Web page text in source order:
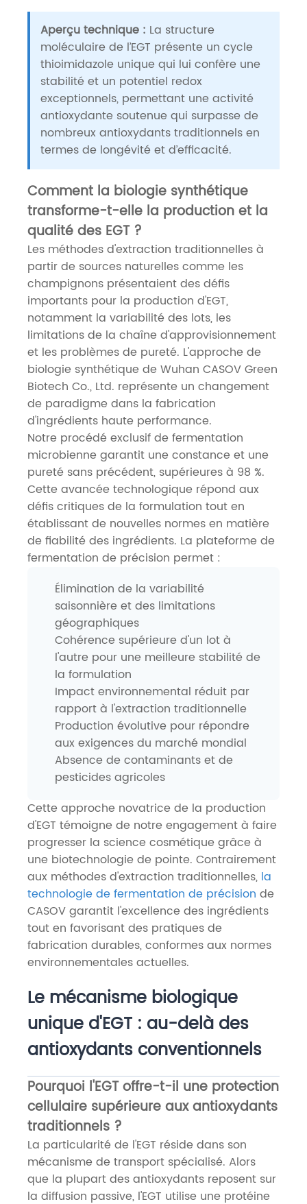
Aperçu technique : La structure
moléculaire de l’EGT présente un cycle
thioimidazole unique qui lui confère une
stabilité et un potentiel redox
exceptionnels, permettant une activité
antioxydante soutenue qui surpasse de
nombreux antioxydants traditionnels en
termes de longévité et d’efficacité.
Comment la biologie synthétique
transforme-t-elle la production et la
qualité des EGT ?
Les méthodes d'extraction traditionnelles à
partir de sources naturelles comme les
champignons présentaient des défis
importants pour la production d'EGT,
notamment la variabilité des lots, les
limitations de la chaîne d'approvisionnement
et les problèmes de pureté. L'approche de
biologie synthétique de Wuhan CASOV Green
Biotech Co., Ltd. représente un changement
de paradigme dans la fabrication
d'ingrédients haute performance.
Notre procédé exclusif de fermentation
microbienne garantit une constance et une
pureté sans précédent, supérieures à 98 %.
Cette avancée technologique répond aux
défis critiques de la formulation tout en
établissant de nouvelles normes en matière
de fiabilité des ingrédients. La plateforme de
fermentation de précision permet :
Élimination de la variabilité
saisonnière et des limitations
géographiques
Cohérence supérieure d'un lot à
l'autre pour une meilleure stabilité de
la formulation
Impact environnemental réduit par
rapport à l'extraction traditionnelle
Production évolutive pour répondre
aux exigences du marché mondial
Absence de contaminants et de
pesticides agricoles
Cette approche novatrice de la production
d'EGT témoigne de notre engagement à faire
progresser la science cosmétique grâce à
une biotechnologie de pointe. Contrairement
aux méthodes d'extraction traditionnelles, la
technologie de fermentation de précision de
CASOV garantit l'excellence des ingrédients
tout en favorisant des pratiques de
fabrication durables, conformes aux normes
environnementales actuelles.
Le mécanisme biologique
unique d'EGT : au-delà des
antioxydants conventionnels
Pourquoi l'EGT offre-t-il une protection
cellulaire supérieure aux antioxydants
traditionnels ?
La particularité de l'EGT réside dans son
mécanisme de transport spécialisé. Alors
que la plupart des antioxydants reposent sur
la diffusion passive, l'EGT utilise une protéine